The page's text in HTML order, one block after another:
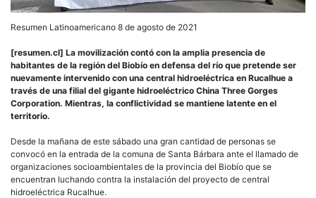
Resumen Latinoamericano 8 de agosto de 2021
[resumen.cl] La movilización contó con la amplia presencia de
habitantes de la región del Biobío en defensa del río que pretende ser
nuevamente intervenido con una central hidroeléctrica en Rucalhue a
través de una filial del gigante hidroeléctrico China Three Gorges
Corporation. Mientras, la conflictividad se mantiene latente en el
territorio.
Desde la mañana de este sábado una gran cantidad de personas se
convocó en la entrada de la comuna de Santa Bárbara ante el llamado de
organizaciones socioambientales de la provincia del Biobío que se
encuentran luchando contra la instalación del proyecto de central
hidroeléctrica Rucalhue.